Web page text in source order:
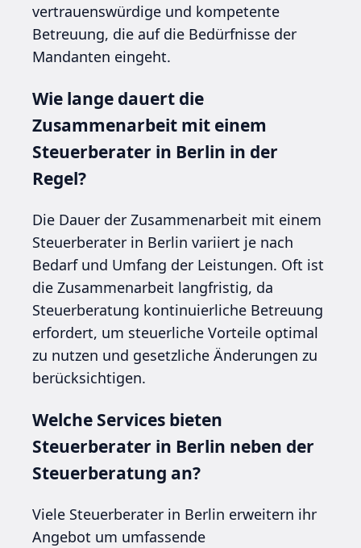
vertrauenswürdige und kompetente
Betreuung, die auf die Bedürfnisse der
Mandanten eingeht.
Wie lange dauert die
Zusammenarbeit mit einem
Steuerberater in Berlin in der
Regel?
Die Dauer der Zusammenarbeit mit einem
Steuerberater in Berlin variiert je nach
Bedarf und Umfang der Leistungen. Oft ist
die Zusammenarbeit langfristig, da
Steuerberatung kontinuierliche Betreuung
erfordert, um steuerliche Vorteile optimal
zu nutzen und gesetzliche Änderungen zu
berücksichtigen.
Welche Services bieten
Steuerberater in Berlin neben der
Steuerberatung an?
Viele Steuerberater in Berlin erweitern ihr
Angebot um umfassende